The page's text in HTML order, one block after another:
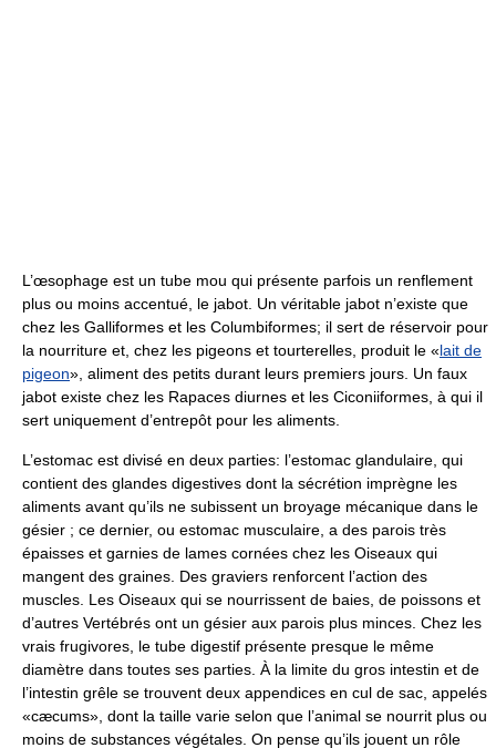
L’œsophage est un tube mou qui présente parfois un renflement
plus ou moins accentué, le jabot. Un véritable jabot n’existe que
chez les Galliformes et les Columbiformes; il sert de réservoir pour
la nourriture et, chez les pigeons et tourterelles, produit le «lait de
pigeon», aliment des petits durant leurs premiers jours. Un faux
jabot existe chez les Rapaces diurnes et les Ciconiiformes, à qui il
sert uniquement d’entrepôt pour les aliments.
L’estomac est divisé en deux parties: l’estomac glandulaire, qui
contient des glandes digestives dont la sécrétion imprègne les
aliments avant qu’ils ne subissent un broyage mécanique dans le
gésier ; ce dernier, ou estomac musculaire, a des parois très
épaisses et garnies de lames cornées chez les Oiseaux qui
mangent des graines. Des graviers renforcent l’action des
muscles. Les Oiseaux qui se nourrissent de baies, de poissons et
d’autres Vertébrés ont un gésier aux parois plus minces. Chez les
vrais frugivores, le tube digestif présente presque le même
diamètre dans toutes ses parties. À la limite du gros intestin et de
l’intestin grêle se trouvent deux appendices en cul de sac, appelés
«cæcums», dont la taille varie selon que l’animal se nourrit plus ou
moins de substances végétales. On pense qu’ils jouent un rôle